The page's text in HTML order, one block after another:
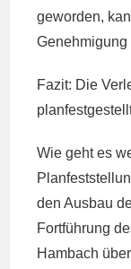
geworden,
Genehmigung
Fazit: Die
Wie geht es
den Ausbau
Fortführung
Hambach